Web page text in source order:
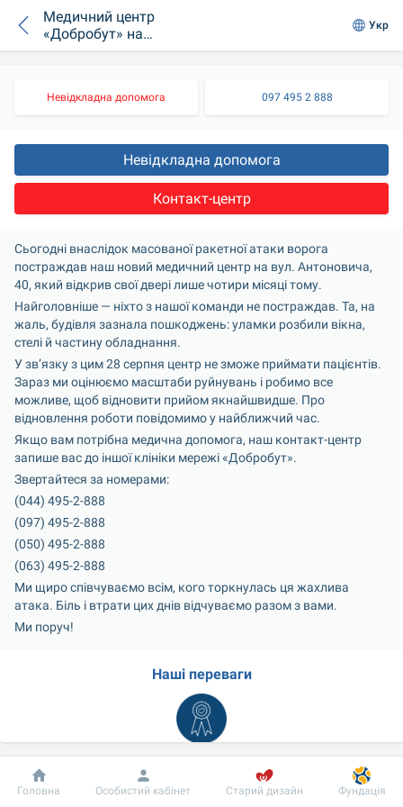
Медичний центр
«Добробут» на
Антоновича не
наслідки обстрілу
Укр
Невідкладна допомога 097 495 2 888
Невідкладна допомога
Контакт-центр
Сьогодні внаслідок масованої ракетної атаки ворога
постраждав наш новий медичний центр на вул. Антоновича,
40, який відкрив свої двері лише чотири місяці тому.
Найголовніше — ніхто з нашої команди не постраждав. Та, на
жаль, будівля зазнала пошкоджень: уламки розбили вікна,
стелі й частину обладнання.
У зв’язку з цим 28 серпня центр не зможе приймати пацієнтів.
Зараз ми оцінюємо масштаби руйнувань і робимо все
можливе, щоб відновити прийом якнайшвидше. Про
відновлення роботи повідомимо у найближчий час.
Якщо вам потрібна медична допомога, наш контакт-центр
запише вас до іншої клініки мережі «Добробут».
Звертайтеся за номерами:
(044) 495-2-888
(097) 495-2-888
(050) 495-2-888
(063) 495-2-888
Ми щиро співчуваємо всім, кого торкнулась ця жахлива
атака. Біль і втрати цих днів відчуваємо разом з вами.
Ми поруч!
Наші переваги
Висока кваліфікація
Широкий спектр спеціальностей
Добробут Інформація Пацієнту
Головна Особистий кабінет Старий дизайн Фундація